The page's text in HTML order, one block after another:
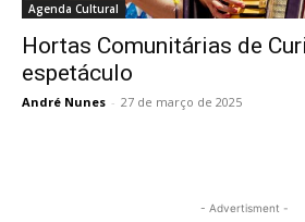
Agenda Cultural
Hortas Comunitárias de
espetáculo
André Nunes - 27 de março de 2025
- Advertisment -